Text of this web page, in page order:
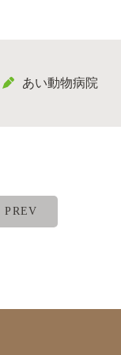
あい動物病院
PREV